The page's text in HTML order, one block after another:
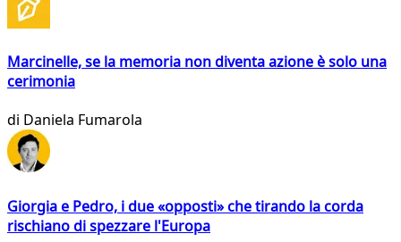
Marcinelle, se la memoria non diventa azione è solo una
cerimonia
di Daniela Fumarola
Giorgia e Pedro, i due «opposti» che tirando la corda
rischiano di spezzare l'Europa